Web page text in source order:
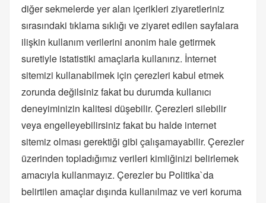
diğer sekmelerde yer alan içerikleri ziyaretleriniz
sırasındaki tıklama sıklığı ve ziyaret edilen sayfalara
ilişkin kullanım verilerini anonim hale getirmek
suretiyle istatistiki amaçlarla kullanırız. İnternet
sitemizi kullanabilmek için çerezleri kabul etmek
zorunda değilsiniz fakat bu durumda kullanıcı
deneyiminizin kalitesi düşebilir. Çerezleri silebilir
veya engelleyebilirsiniz fakat bu halde internet
sitemiz olması gerektiği gibi çalışamayabilir. Çerezler
üzerinden topladığımız verileri kimliğinizi belirlemek
amacıyla kullanmayız. Çerezler bu Politika`da
belirtilen amaçlar dışında kullanılmaz ve veri koruma